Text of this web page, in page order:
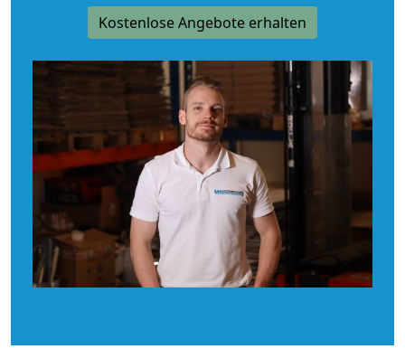
Kostenlose Angebote erhalten